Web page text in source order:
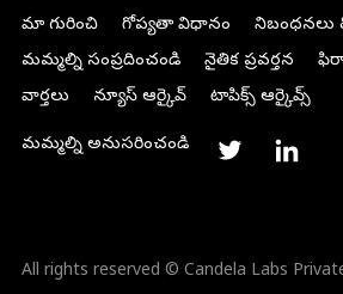
మా గురించి గోప్యతా విధానం
నిబంధనలు
మమ్మల్ని సంప్రదించండి
నైతిక ప్రవర్తన
వార్తలు
న్యూస్ ఆర్కైవ్ టాపిక్స్ ఆర్కైవ్స్
మమ్మల్ని అనుసరించండి
All rights reserved © Candela Labs